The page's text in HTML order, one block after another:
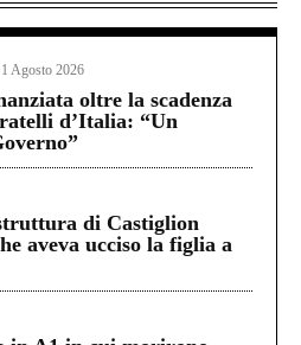
1 Agosto 2026
oltre la scadenza
d’Italia: “Un
di Castiglion
aveva ucciso la figlia a